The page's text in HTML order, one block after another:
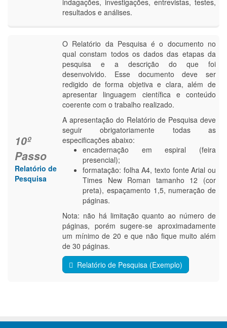
resultados e análises.
10º
Passo
Relatório de
Pesquisa
O Relatório da Pesquisa é o documento no
qual constam todos os dados das etapas da
pesquisa e a descrição do que foi
desenvolvido. Esse documento deve ser
redigido de forma objetiva e clara, além de
apresentar linguagem científica e conteúdo
coerente com o trabalho realizado.
A apresentação do Relatório de Pesquisa deve
seguir obrigatoriamente todas as
especificações abaixo:
encadernação em espiral (feira
presencial);
formatação: folha A4, texto fonte Arial ou
Times New Roman tamanho 12 (cor
preta), espaçamento 1,5, numeração de
páginas.
Nota: não há limitação quanto ao número de
páginas, porém sugere-se aproximadamente
um mínimo de 20 e que não fique muito além
de 30 páginas.
Relatório de Pesquisa (Exemplo)